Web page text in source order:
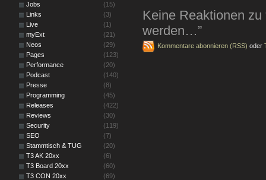
Keine Reaktionen
werden…”
Kommentare abonnieren (RSS) oder
Jobs
(15)
Links
(3)
Live
(1)
myExt
(21)
Neos
(29)
Pages
(123)
Performance
(20)
Podcast
(140)
Presse
(8)
Programming
(45)
Releases
(422)
Reviews
(30)
Security
(119)
SEO
(7)
Stammtisch & TUG
(20)
T3 AK 20xx
(6)
T3 Board 20xx
(60)
T3 CON 20xx
(69)